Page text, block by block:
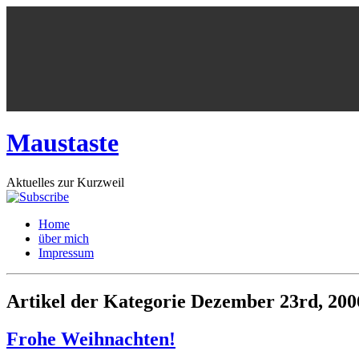
Maustaste
Aktuelles zur Kurzweil
Home
über mich
Impressum
Artikel der Kategorie Dezember 23rd,
Frohe Weihnachten!